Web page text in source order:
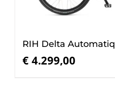
RIH Delta Automatiq
€ 4.299,00